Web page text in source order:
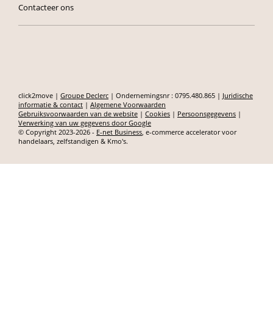
Contacteer ons
click2move | Groupe Declerc | Ondernemingsnr : 0795.480.865 | Juridische
informatie & contact | Algemene Voorwaarden
Gebruiksvoorwaarden van de website | Cookies | Persoonsgegevens |
Verwerking van uw gegevens door Google
© Copyright 2023-2026 - E-net Business , e-commerce accelerator voor
handelaars, zelfstandigen & Kmo's.